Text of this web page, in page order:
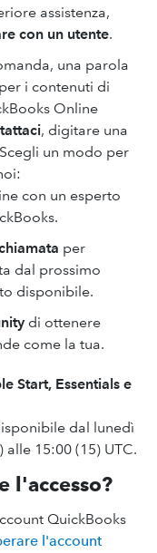
assistenza,
con un utente.
una parola
i contenuti di
Online
, digitare una
un modo per
con un esperto
per
dal prossimo
disponibile.
di ottenere
come la tua.
Start, Essentials e
dal lunedì
15:00 (15) UTC.
l'accesso?
QuickBooks
l'account